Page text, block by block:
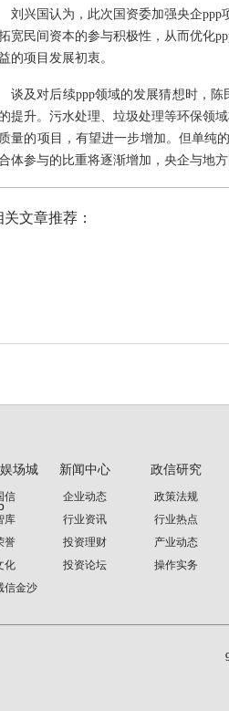
刘兴国认为，此次国资委加强央企ppp
宽民间资本的参与积极性，从而优化
的项目发展初衷。
谈及对后续ppp领域的发展猜想时，
提升。污水处理、垃圾处理等环保领
量的项目，有望进一步增加。但单纯
体参与的比重将逐渐增加，央企与地
关文章推荐：
场城
信
库
誉
化
信金沙
新闻中心
企业动态
行业资讯
投资理财
投资论坛
政信研究
政策法规
行业热点
产业动态
操作实务